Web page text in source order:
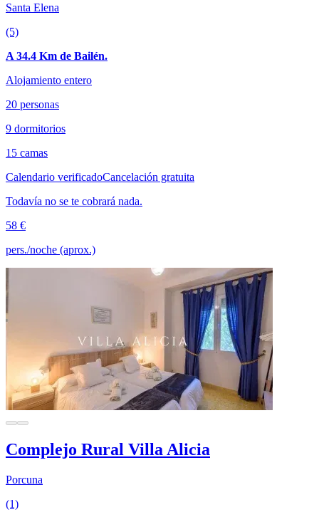
Santa Elena
(5)
A 34.4 Km de Bailén.
Alojamiento entero
20 personas
9 dormitorios
15 camas
Calendario verificadoCancelación gratuita
Todavía no se te cobrará nada.
58 €
pers./noche (aprox.)
Complejo Rural Villa Alicia
Porcuna
(1)